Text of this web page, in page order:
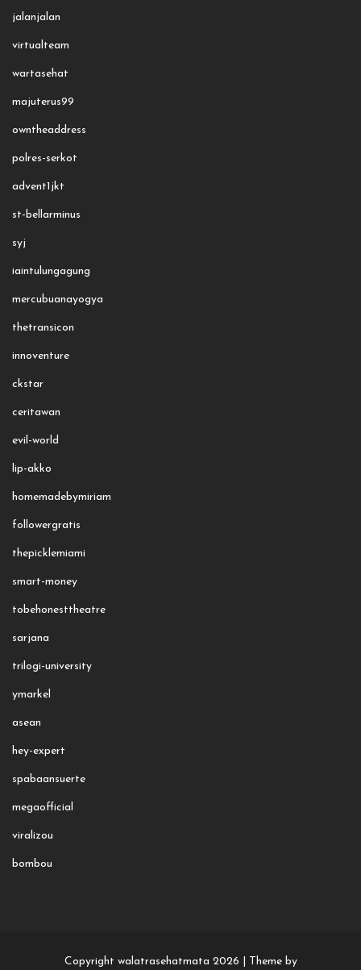
jalanjalan
virtualteam
wartasehat
majuterus99
owntheaddress
polres-serkot
advent1jkt
st-bellarminus
syj
iaintulungagung
mercubuanayogya
thetransicon
innoventure
ckstar
ceritawan
evil-world
lip-akko
homemadebymiriam
followergratis
thepicklemiami
smart-money
tobehonesttheatre
sarjana
trilogi-university
ymarkel
asean
hey-expert
spabaansuerte
megaofficial
viralizou
bombou
Copyright walatrasehatmata 2026 | Theme by